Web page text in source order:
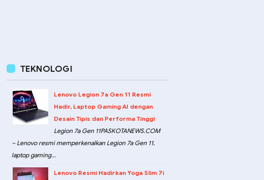
TEKNOLOGI
Lenovo Legion 7a Gen 11 Resmi
Hadir, Laptop Gaming AI dengan
Desain Tipis dan Performa Tinggi
Legion 7a Gen 11PASKOTANEWS.COM
– Lenovo resmi memperkenalkan Legion 7a Gen 11,
laptop gaming...
Lenovo Resmi Hadirkan Yoga Slim 7i